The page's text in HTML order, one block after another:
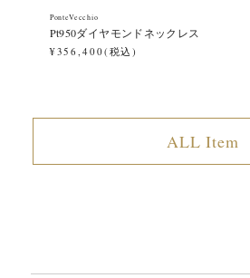
PonteVecchio
Pt950ダイヤモンドネックレス
¥356,400(税込)
ALL Item